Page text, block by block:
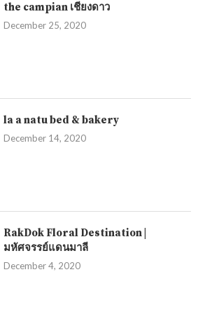
the campian เชียงดาว
December 25, 2020
la a natu bed & bakery
December 14, 2020
RakDok Floral Destination |
มหัศจรรย์แดนมาลี
December 4, 2020